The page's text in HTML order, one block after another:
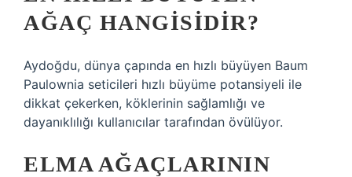
AĞAÇ HANGISIDIR?
Aydoğdu, dünya çapında en hızlı büyüyen Baum
Paulownia seticileri hızlı büyüme potansiyeli ile
dikkat çekerken, köklerinin sağlamlığı ve
dayanıklılığı kullanıcılar tarafından övülüyor.
ELMA AĞAÇLARININ